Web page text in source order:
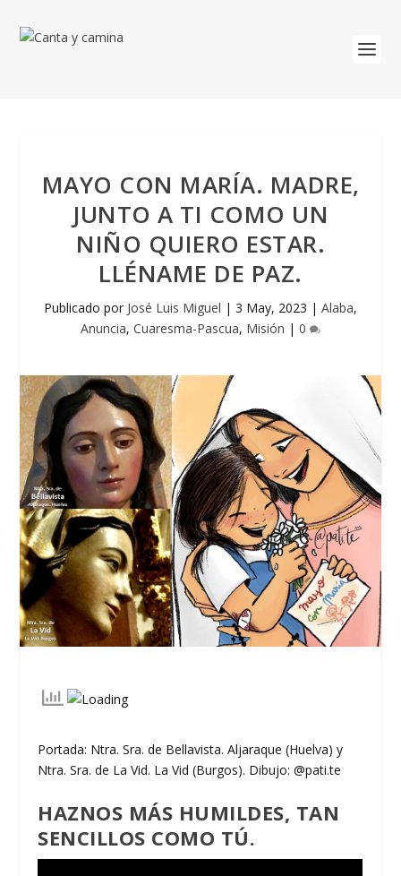
MAYO CON MARÍA. MADRE,
JUNTO A TI COMO UN
NIÑO QUIERO ESTAR.
LLÉNAME DE PAZ.
Publicado por José Luis Miguel | 3 May, 2023 | Alaba,
Anuncia, Cuaresma-Pascua, Misión | 0
Portada: Ntra. Sra. de Bellavista. Aljaraque (Huelva) y
Ntra. Sra. de La Vid. La Vid (Burgos). Dibujo: @pati.te
HAZNOS MÁS HUMILDES, TAN
SENCILLOS COMO TÚ.